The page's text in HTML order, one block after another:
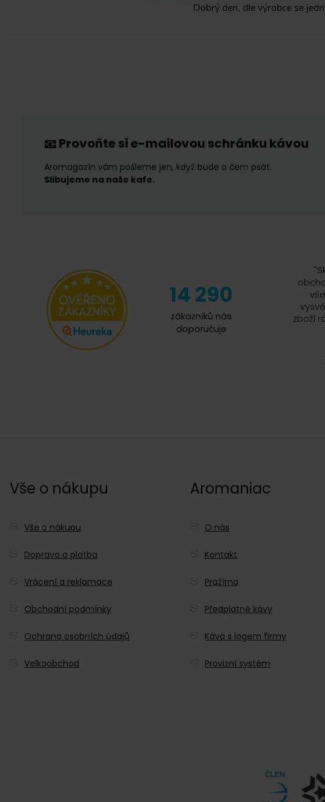
Dobrý den, dle výrobce se
📧Provoňte si e-mailovou schránku kávou
Aromagazín vám pošleme jen, když bude o čem psát.
Slibujeme na naše kafe.
14 290
zákazníků nás
doporučuje
"
zboží
Vše o nákupu
Vše o nákupu
Doprava a platba
Vrácení a reklamace
Obchodní podmínky
Ochrana osobních údajů
Velkoobchod
Aromaniac
O nás
Kontakt
Pražírna
Předplatné kávy
Káva s logem firmy
Provizní systém